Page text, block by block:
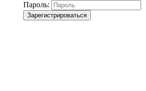
Пароль:
Зарегистрироваться